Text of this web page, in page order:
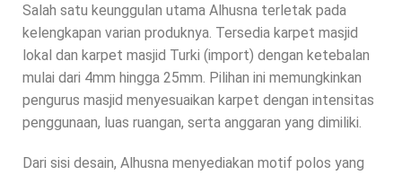
Salah satu keunggulan utama Alhusna terletak pada
kelengkapan varian produknya. Tersedia karpet masjid
lokal dan karpet masjid Turki (import) dengan ketebalan
mulai dari 4mm hingga 25mm. Pilihan ini memungkinkan
pengurus masjid menyesuaikan karpet dengan intensitas
penggunaan, luas ruangan, serta anggaran yang dimiliki.
Dari sisi desain, Alhusna menyediakan motif polos yang